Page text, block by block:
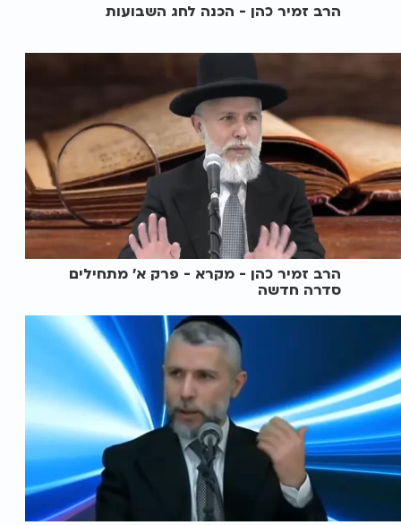
הרב זמיר כהן - הכנה לחג השבועות
הרב זמיר כהן - מקרא - פרק א' מתחילים
סדרה חדשה